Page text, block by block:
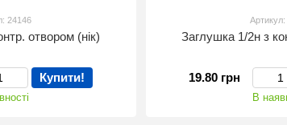
24146
отвором (нік)
Купити!
Заглушка 1/2н з
19.80 грн
В